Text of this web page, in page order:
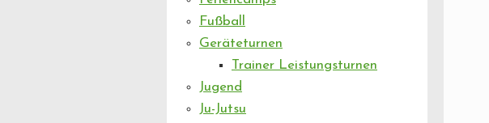
Fußball
Geräteturnen
Trainer Leistungsturnen
Jugend
Ju-Jutsu